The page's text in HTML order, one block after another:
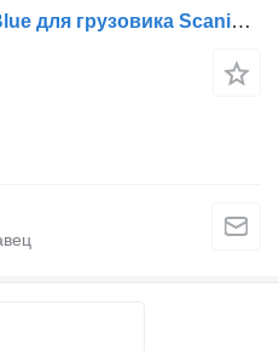
Насос AdBlue Pompa AdBlue для грузовика Scania UDA2 7.5 EXE 24 UDA2.18